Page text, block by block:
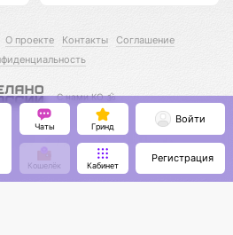
О проекте Контакты
Соглашение
С нами КО 🕉️
Чаты Гринд
Кошелёк Кабинет
Войти
Регистрация